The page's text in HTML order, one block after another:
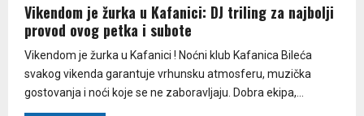
Vikendom je žurka u Kafanici: DJ triling za najbolji
provod ovog petka i subote
Vikendom je žurka u Kafanici ! Noćni klub Kafanica Bileća
svakog vikenda garantuje vrhunsku atmosferu, muzička
gostovanja i noći koje se ne zaboravljaju. Dobra ekipa,...